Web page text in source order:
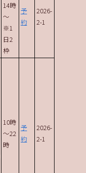
14時
～
※1
日2
枠
予
約
2026-
2-1
10時
～22
時
予
約
2026-
2-1